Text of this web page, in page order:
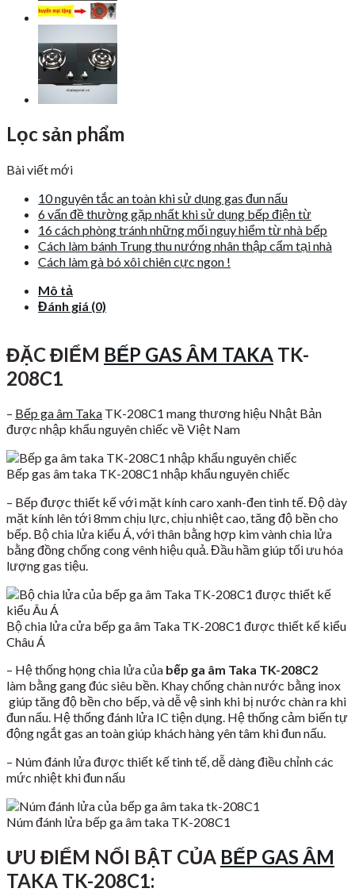
Lọc sản phẩm
Bài viết mới
10 nguyên tắc an toàn khi sử dụng gas đun nấu
6 vấn đề thường gặp nhất khi sử dụng bếp điện từ
16 cách phòng tránh những mối nguy hiểm từ nhà bếp
Cách làm bánh Trung thu nướng nhân thập cẩm tại nhà
Cách làm gà bó xôi chiên cực ngon !
Mô tả
Đánh giá (0)
ĐẶC ĐIỂM BẾP GAS ÂM TAKA TK-
208C1
– Bếp ga âm Taka TK-208C1 mang thương hiệu Nhật Bản
được nhập khẩu nguyên chiếc về Việt Nam
Bếp gas âm taka TK-208C1 nhập khẩu nguyên chiếc
– Bếp được thiết kế với mặt kính caro xanh-đen tinh tế. Độ dày
mặt kính lên tới 8mm chịu lực, chịu nhiệt cao, tăng độ bền cho
bếp. Bộ chia lửa kiểu Á, với thân bằng hợp kim vành chia lửa
bằng đồng chống cong vênh hiệu quả. Đầu hầm giúp tối ưu hóa
lượng gas tiệu.
Bộ chia lửa cửa bếp ga âm Taka TK-208C1 được thiết kế kiểu
Châu Á
– Hệ thống họng chia lửa của bếp ga âm Taka TK-208C2
làm bằng gang đúc siêu bền. Khay chống chàn nước bằng inox
giúp tăng độ bền cho bếp, và dễ vệ sinh khi bị nước chàn ra khi
đun nấu. Hệ thống đánh lửa IC tiện dụng. Hệ thống cảm biến tự
động ngắt gas an toàn giúp khách hàng yên tâm khi đun nấu.
– Núm đánh lửa được thiết kế tinh tế, dễ dàng điều chỉnh các
mức nhiệt khi đun nấu
Núm đánh lửa bếp ga âm taka TK-208C1
ƯU ĐIỂM NỔI BẬT CỦA BẾP GAS ÂM
TAKA TK-208C1: